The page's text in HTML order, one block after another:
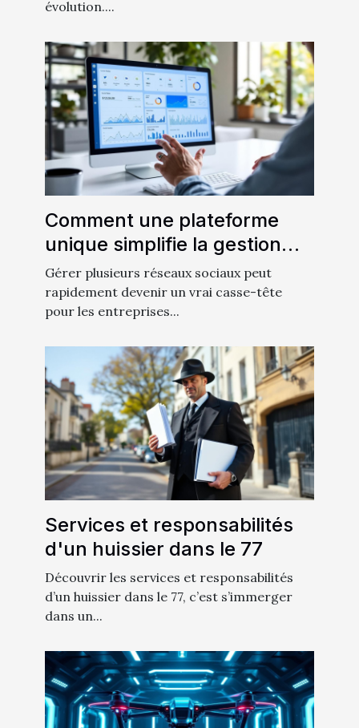
évolution....
Comment une plateforme
unique simplifie la gestion
des réseaux sociaux ?
Gérer plusieurs réseaux sociaux peut
rapidement devenir un vrai casse-tête
pour les entreprises...
Services et responsabilités
d'un huissier dans le 77
Découvrir les services et responsabilités
d’un huissier dans le 77, c’est s’immerger
dans un...